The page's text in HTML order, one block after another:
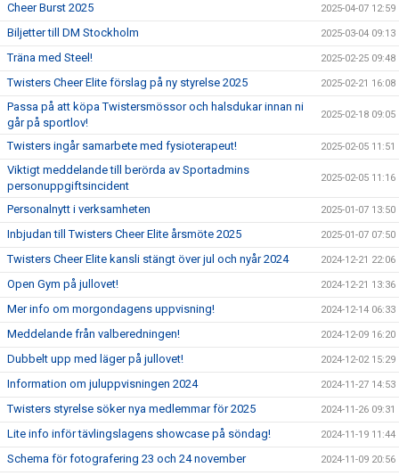
Cheer Burst 2025 2025-04-07 12:59
Biljetter till DM Stockholm 2025-03-04 09:13
Träna med Steel! 2025-02-25 09:48
Twisters Cheer Elite förslag på ny styrelse 2025 2025-02-21 16:08
Passa på att köpa Twistersmössor och halsdukar innan ni
går på sportlov!
2025-02-18 09:05
Twisters ingår samarbete med fysioterapeut! 2025-02-05 11:51
Viktigt meddelande till berörda av Sportadmins
personuppgiftsincident
2025-02-05 11:16
Personalnytt i verksamheten 2025-01-07 13:50
Inbjudan till Twisters Cheer Elite årsmöte 2025 2025-01-07 07:50
Twisters Cheer Elite kansli stängt över jul och nyår 2024 2024-12-21 22:06
Open Gym på jullovet! 2024-12-21 13:36
Mer info om morgondagens uppvisning! 2024-12-14 06:33
Meddelande från valberedningen! 2024-12-09 16:20
Dubbelt upp med läger på jullovet! 2024-12-02 15:29
Information om juluppvisningen 2024 2024-11-27 14:53
Twisters styrelse söker nya medlemmar för 2025 2024-11-26 09:31
Lite info inför tävlingslagens showcase på söndag! 2024-11-19 11:44
Schema för fotografering 23 och 24 november 2024-11-09 20:56